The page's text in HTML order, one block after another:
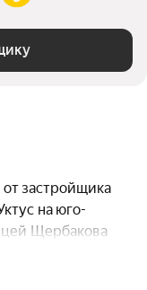
застройщика
на юго-
Щербакова
с детскими